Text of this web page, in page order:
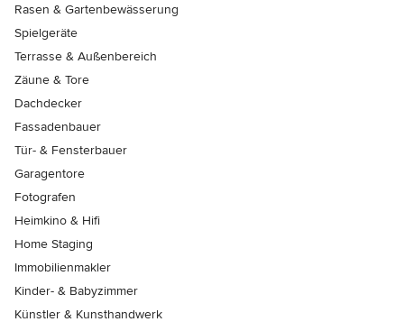
Rasen & Gartenbewässerung
Spielgeräte
Terrasse & Außenbereich
Zäune & Tore
Dachdecker
Fassadenbauer
Tür- & Fensterbauer
Garagentore
Fotografen
Heimkino & Hifi
Home Staging
Immobilienmakler
Kinder- & Babyzimmer
Künstler & Kunsthandwerk